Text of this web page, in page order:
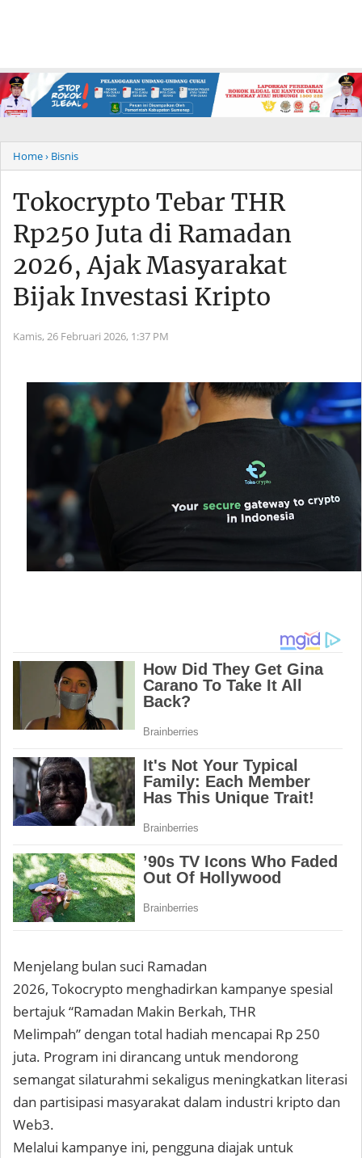
Home› Bisnis
Tokocrypto Tebar THR
Rp250 Juta di Ramadan
2026, Ajak Masyarakat
Bijak Investasi Kripto
Kamis, 26 Februari 2026, 1:37 PM
Menjelang bulan suci Ramadan
2026, Tokocrypto menghadirkan kampanye spesial
bertajuk“Ramadan Makin Berkah, THR
Melimpah” dengan total hadiah mencapai Rp 250
juta. Program ini dirancang untuk mendorong
semangat silaturahmi sekaligus meningkatkan literasi
dan partisipasi masyarakat dalam industri kripto dan
Web3.
Melalui kampanye ini, pengguna diajak untuk